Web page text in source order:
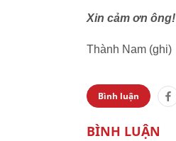
Xin cảm ơn ông!
Thành Nam (ghi)
Bình luận